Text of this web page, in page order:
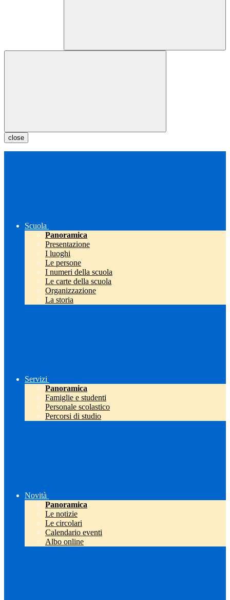
close
Scuola
Panoramica
Presentazione
I luoghi
Le persone
I numeri della scuola
Le carte della scuola
Organizzazione
La storia
Servizi
Panoramica
Famiglie e studenti
Personale scolastico
Percorsi di studio
Novità
Panoramica
Le notizie
Le circolari
Calendario eventi
Albo online